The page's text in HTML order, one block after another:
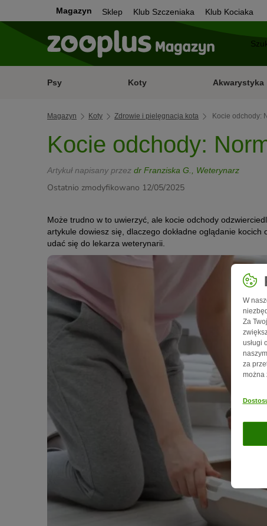
Magazyn Sklep Klub Szczeniaka Klub Kociaka
Psy Koty Akwarystyka
Magazyn Koty Zdrowie i pielęgnacja kota Kocie odchody:
Kocie odchody:
Artykuł napisany przez dr Franziska G., Weterynarz
Ostatnio zmodyfikowano 12/05/2025
Może trudno w to uwierzyć, ale kocie odchody
artykule dowiesz się, dlaczego dokładne oglądanie
udać się do lekarza weterynarii.
W
Za
usługi
za
można